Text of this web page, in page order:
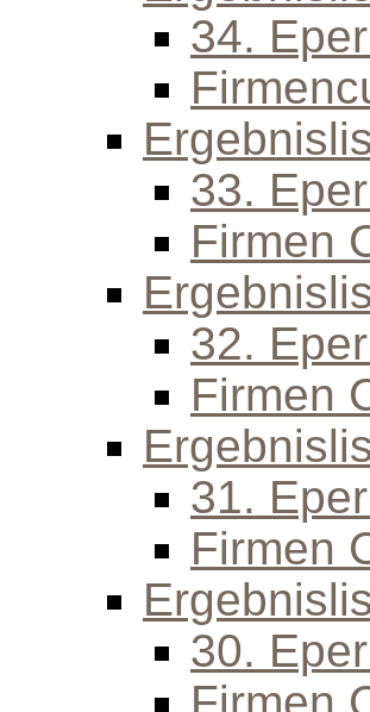
34.
33.
Firmen
32.
Firmen
31.
Firmen
30.